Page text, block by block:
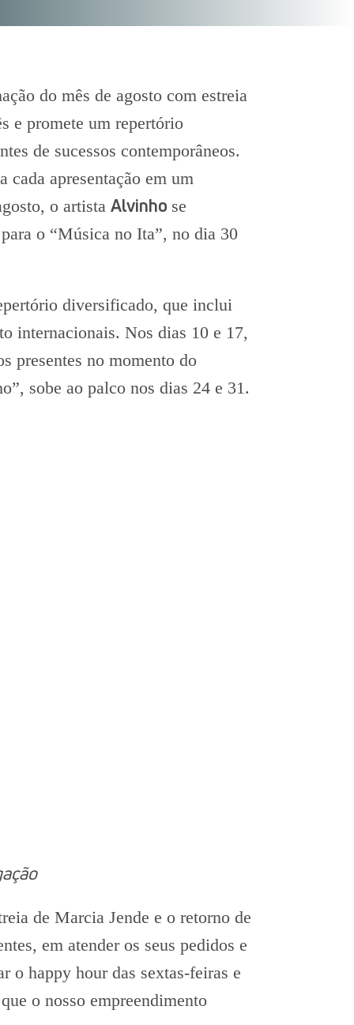
do mês de agosto com estreia
e promete um repertório
de sucessos contemporâneos.
cada apresentação em um
o artista Alvinho se
o “Música no Ita”, no dia 30
diversificado, que inclui
internacionais. Nos dias 10 e 17,
presentes no momento do
sobe ao palco nos dias 24 e 31.
de Marcia Jende e o retorno de
em atender os seus pedidos e
o happy hour das sextas-feiras e
o nosso empreendimento